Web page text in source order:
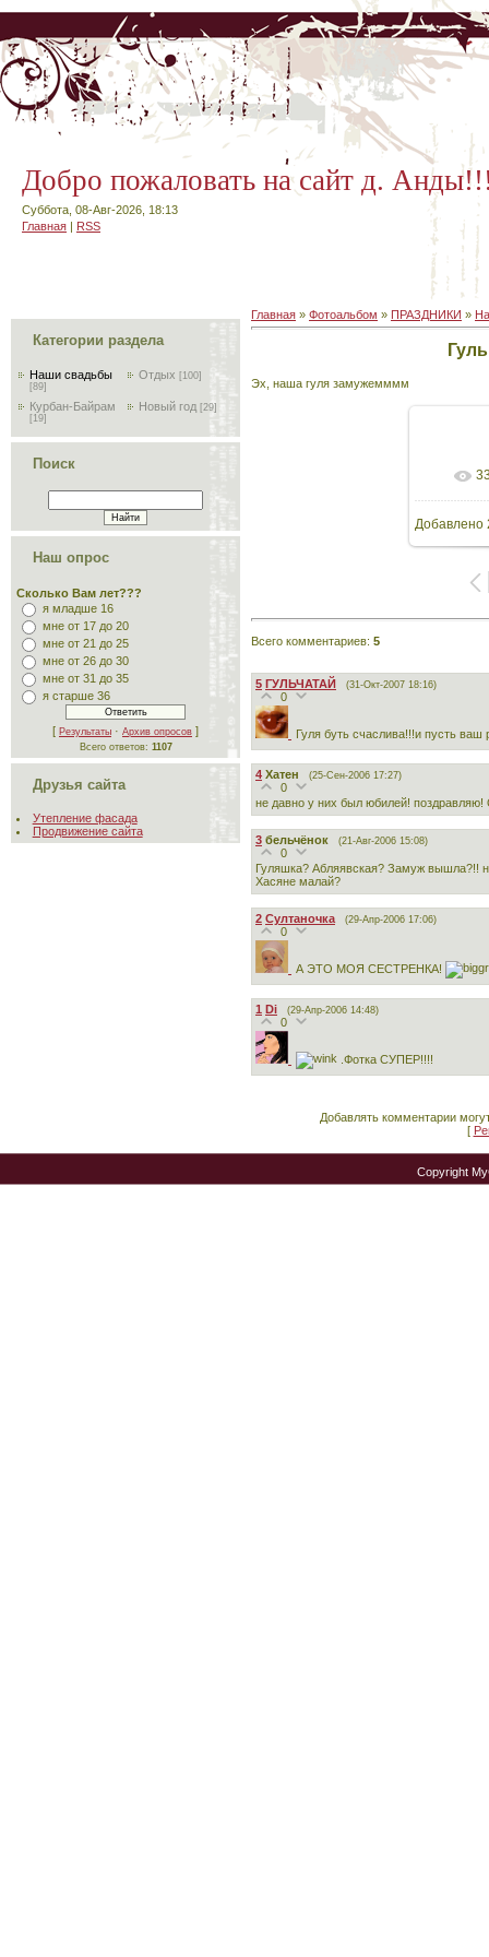
Добро пожаловать на сайт д.
Суббота, 08-Авг-2026, 18:13
Главная | RSS
Категории раздела
Наши свадьбы
[89]
Отдых [100]
Курбан-Байрам
[19]
Новый год [29]
Поиск
Наш опрос
Сколько Вам лет???
я младше 16
мне от 17 до 20
мне от 21 до 25
мне от 26 до 30
мне от 31 до 35
я старше 36
[ Результаты · Архив опросов ]
Всего ответов: 1107
Друзья сайта
Утепление фасада
Продвижение сайта
Главная » Фотоальбом » ПРАЗДНИКИ »
Эх, наша гуля замужемммм
Добавлено
Всего комментариев: 5
5 ГУЛЬЧАТАЙ (31-Окт-2007 18:16)
0
Гуля буть счаслива!!!и пусть
4 Хатен (25-Сен-2006 17:27)
0
не давно у них был юбилей!
3 бельчёнок (21-Авг-2006 15:08)
0
Гуляшка? Абляявская? Замуж вышла?!!
Хасяне малай?
2 Султаночка (29-Апр-2006 17:06)
0
А ЭТО МОЯ СЕСТРЕНКА!
1 Di (29-Апр-2006 14:48)
0
.Фотка СУПЕР!!!!
Добавлять комментарии
[
Copyright